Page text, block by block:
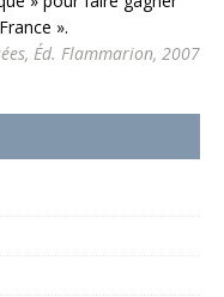
».
Éd. Flammarion, 2007